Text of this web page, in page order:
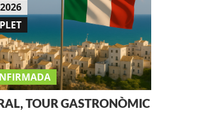
TOUR GASTRONÒMIC